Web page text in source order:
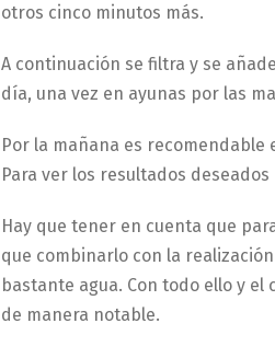
otros cinco minutos más.
A continuación se filtra y se
día, una vez en ayunas por las
Por la mañana es
Para ver los resultados
Hay que tener en cuenta que
que combinarlo con la
bastante agua. Con todo ello y
de manera notable.